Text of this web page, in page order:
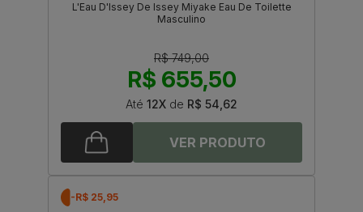
L'Eau D'Issey De Issey Miyake Eau De Toilette
Masculino
R$ 749,00
R$ 655,50
Até 12X de R$ 54,62
-R$ 25,95